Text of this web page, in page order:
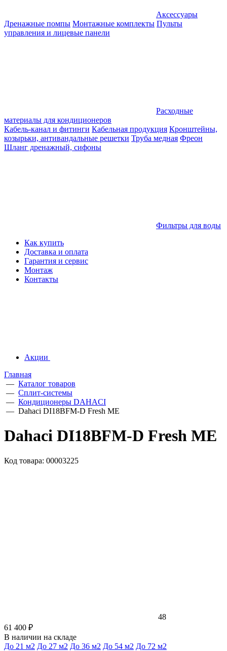
Аксессуары
Дренажные помпы Монтажные комплекты Пульты
управления и лицевые панели
Расходные
материалы для кондиционеров
Кабель-канал и фитинги Кабельная продукция Кронштейны,
козырьки, антивандальные решетки Труба медная Фреон
Шланг дренажный, сифоны
Фильтры для воды
Как купить
Доставка и оплата
Гарантия и сервис
Монтаж
Контакты
Акции
Главная
— Каталог товаров
— Сплит-системы
— Кондиционеры DAHACI
— Dahaci DI18BFM-D Fresh ME
Dahaci DI18BFM-D Fresh ME
Код товара: 00003225
48
61 400 ₽
В наличии на складе
До 21 м2 До 27 м2 До 36 м2 До 54 м2 До 72 м2